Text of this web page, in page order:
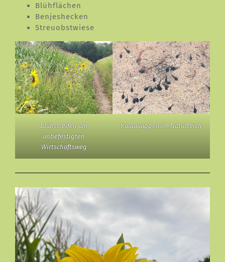
Blühflächen
Benjeshecken
Streuobstwiese
Blühstreifen am
unbefestigten
Wirtschaftsweg
Kaulquappen im Naturteich